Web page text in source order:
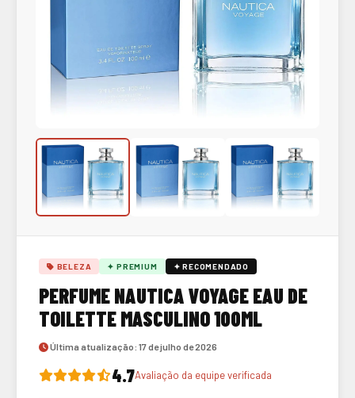
BELEZA ✦ PREMIUM ✦ RECOMENDADO
PERFUME NAUTICA VOYAGE EAU DE
TOILETTE MASCULINO 100ML
Última atualização: 17 de julho de 2026
4.7Avaliação da equipe verificada